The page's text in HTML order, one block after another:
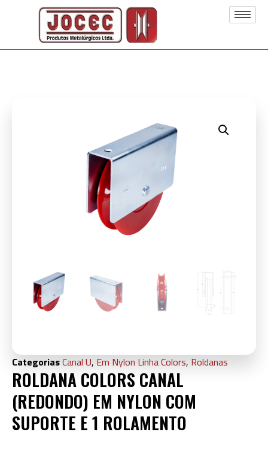
CategoriasCanal U, Em Nylon Linha Colors, Roldanas
ROLDANA COLORS CANAL
(REDONDO) EM NYLON COM
SUPORTE E 1 ROLAMENTO